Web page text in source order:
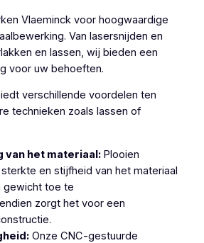
Vlaeminck voor hoogwaardige
Van lasersnijden en
en lassen, wij bieden een
voor uw behoeften.
verschillende voordelen ten
technieken zoals lassen of
van het materiaal:Plooien
en stijfheid van het materiaal
gewicht toe te
zorgt het voor een
Onze CNC-gestuurde